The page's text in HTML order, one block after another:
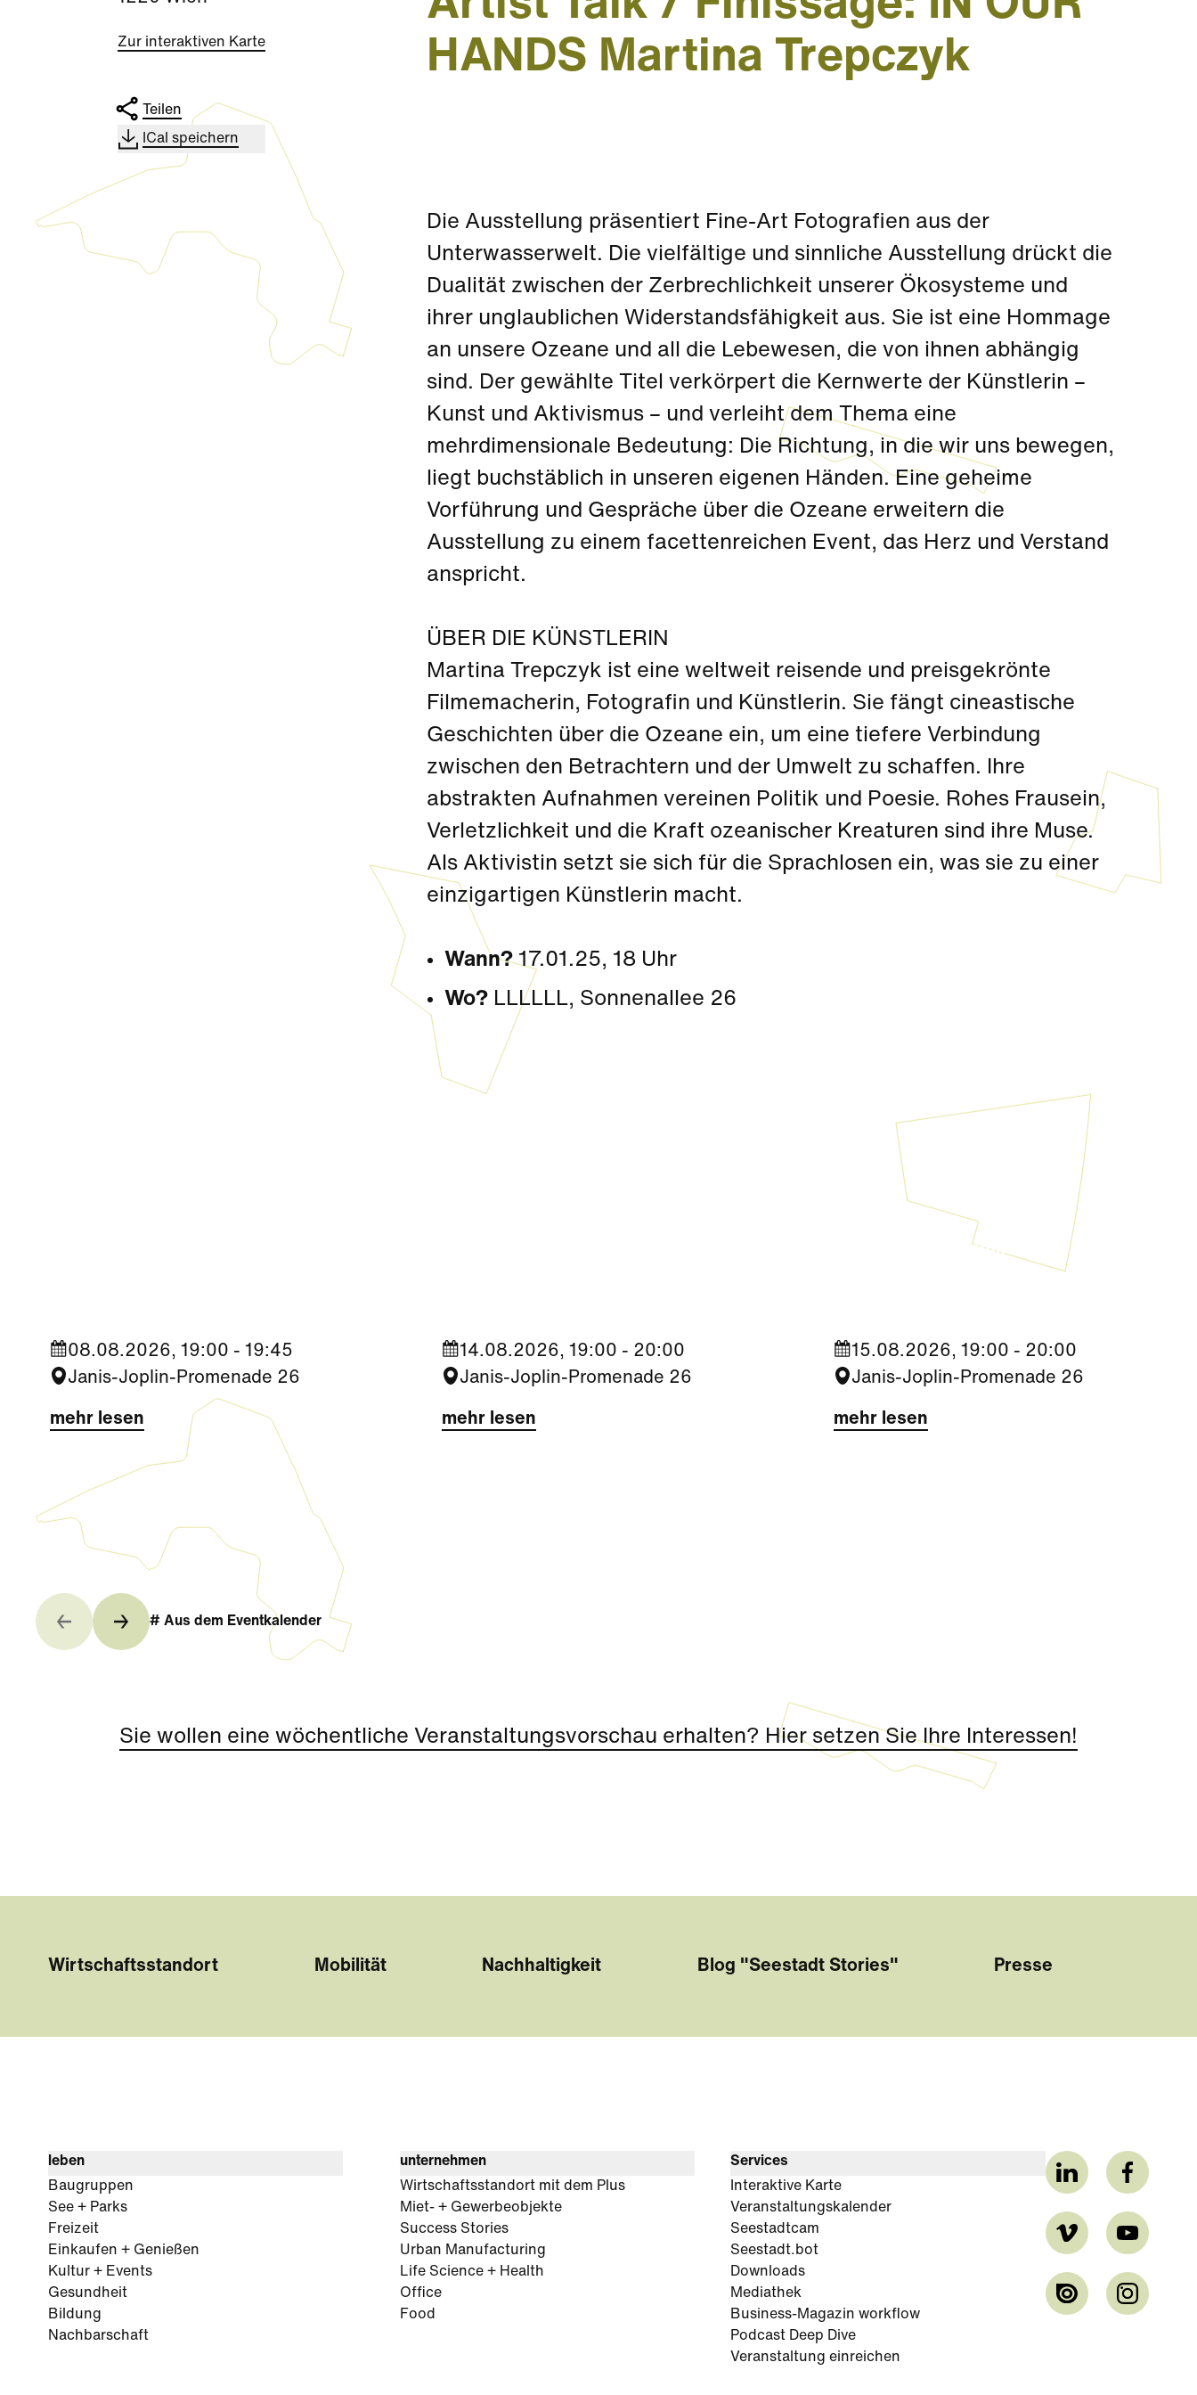
Zur interaktiven Karte
Teilen
ICal speichern
HANDS Martina Trepczyk
Die Ausstellung präsentiert Fine-Art Fotografien aus der
Unterwasserwelt. Die vielfältige und sinnliche Ausstellung drückt die
Dualität zwischen der Zerbrechlichkeit unserer Ökosysteme und
ihrer unglaublichen Widerstandsfähigkeit aus. Sie ist eine Hommage
an unsere Ozeane und all die Lebewesen, die von ihnen abhängig
sind. Der gewählte Titel verkörpert die Kernwerte der Künstlerin –
Kunst und Aktivismus – und verleiht dem Thema eine
mehrdimensionale Bedeutung: Die Richtung, in die wir uns bewegen,
liegt buchstäblich in unseren eigenen Händen. Eine geheime
Vorführung und Gespräche über die Ozeane erweitern die
Ausstellung zu einem facettenreichen Event, das Herz und Verstand
anspricht.
ÜBER DIE KÜNSTLERIN
Martina Trepczyk ist eine weltweit reisende und preisgekrönte
Filmemacherin, Fotografin und Künstlerin. Sie fängt cineastische
Geschichten über die Ozeane ein, um eine tiefere Verbindung
zwischen den Betrachtern und der Umwelt zu schaffen. Ihre
abstrakten Aufnahmen vereinen Politik und Poesie. Rohes Frausein,
Verletzlichkeit und die Kraft ozeanischer Kreaturen sind ihre Muse.
Als Aktivistin setzt sie sich für die Sprachlosen ein, was sie zu einer
einzigartigen Künstlerin macht.
Wann?17.01.25, 18 Uhr
Wo? LLLLLL, Sonnenallee 26
08.08.2026, 19:00 - 19:45
Janis-Joplin-Promenade 26
mehr lesen
14.08.2026, 19:00 - 20:00
Janis-Joplin-Promenade 26
mehr lesen
Nachbarschaft
Seestadt Stars | Ceri Hall Brady
15.08.2026, 19:00 - 20:00
Janis-Joplin-Promenade 26
mehr lesen
# Aus dem Eventkalender
Sie wollen eine wöchentliche Veranstaltungsvorschau erhalten? Hier setzen Sie Ihre Interessen!
Wirtschaftsstandort Mobilität Nachhaltigkeit Blog "Seestadt Stories" Presse
leben
Baugruppen
See + Parks
Freizeit
Einkaufen + Genießen
Kultur + Events
Gesundheit
Bildung
Nachbarschaft
unternehmen
Wirtschaftsstandort mit dem Plus
Miet- + Gewerbeobjekte
Success Stories
Urban Manufacturing
Life Science + Health
Office
Food
Services
Interaktive Karte
Veranstaltungskalender
Seestadtcam
Seestadt.bot
Downloads
Mediathek
Business-Magazin workflow
Podcast Deep Dive
Veranstaltung einreichen